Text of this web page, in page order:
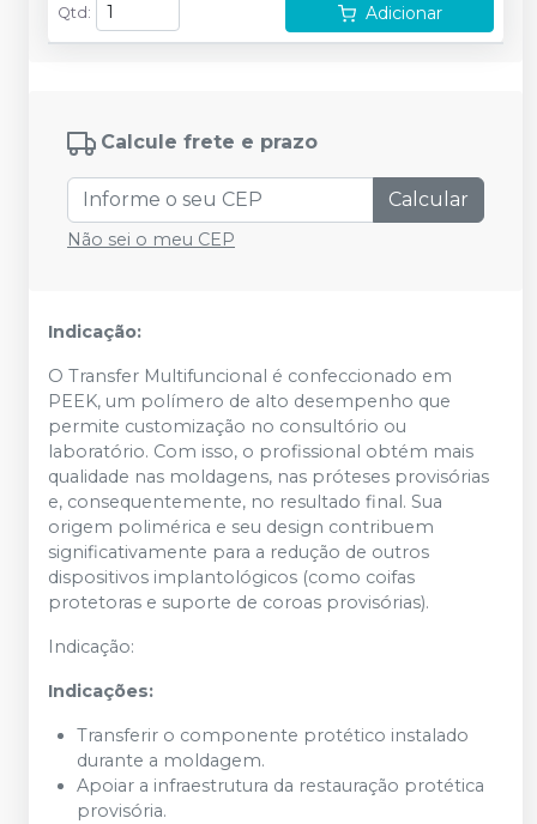
Qtd : Adicionar
Calcule frete e prazo
Calcular
Não sei o meu CEP
Indicação:
O Transfer Multifuncional é confeccionado em
PEEK, um polímero de alto desempenho que
permite customização no consultório ou
laboratório. Com isso, o profissional obtém mais
qualidade nas moldagens, nas próteses provisórias
e, consequentemente, no resultado final. Sua
origem polimérica e seu design contribuem
significativamente para a redução de outros
dispositivos implantológicos (como coifas
protetoras e suporte de coroas provisórias).
Indicação:
Indicações:
Transferir o componente protético instalado
durante a moldagem.
Apoiar a infraestrutura da restauração protética
provisória.